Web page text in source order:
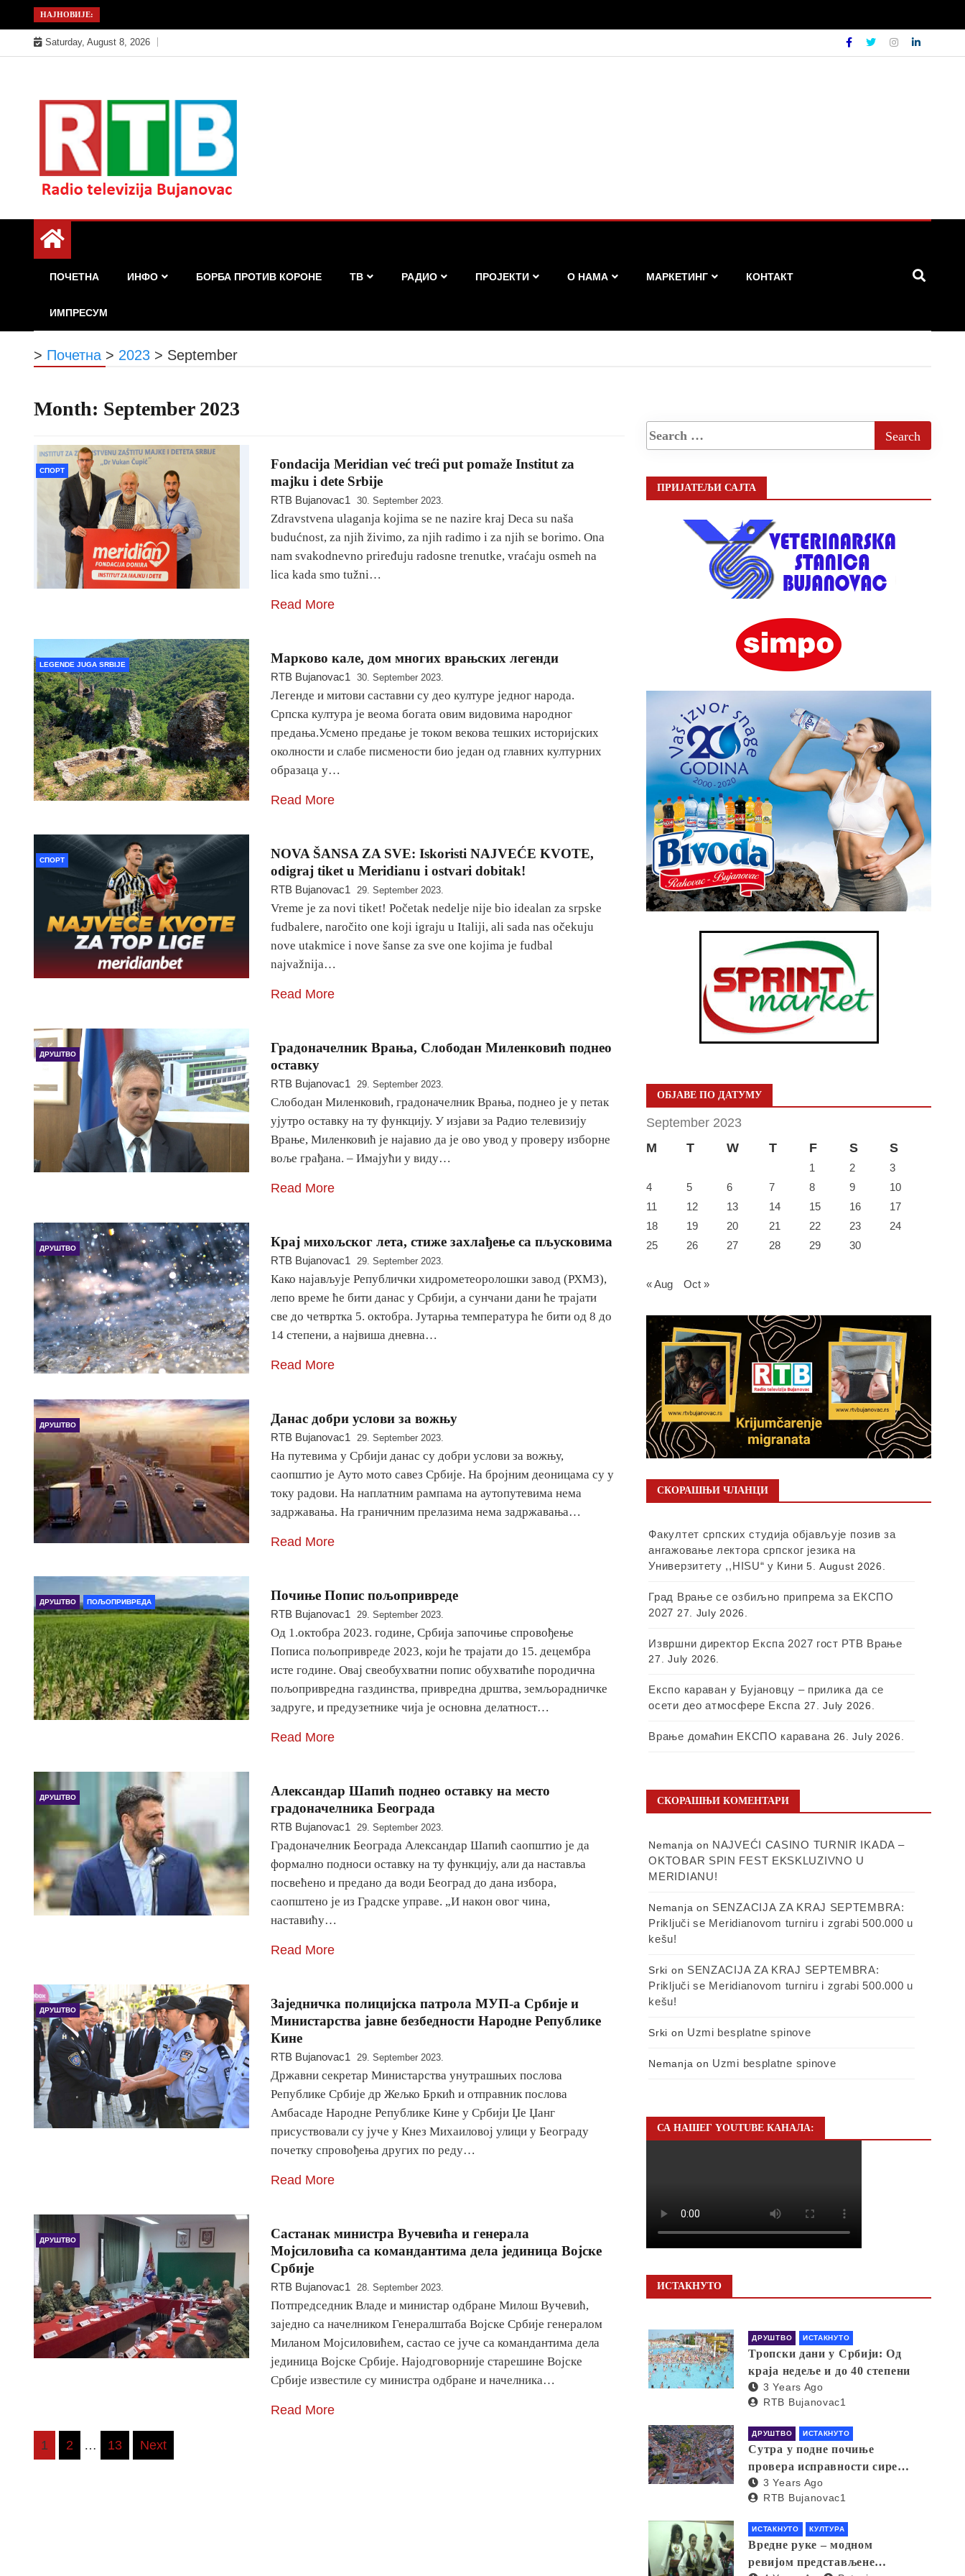
to
content
НАЈНОВИЈЕ:
Saturday, August 8, 2026
РТБ Бујановац
ПОЧЕТНА ИНФО БОРБА ПРОТИВ КОРОНЕ ТВ РАДИО ПРОЈЕКТИ О НАМА МАРКЕТИНГ КОНТАКТ
ИМПРЕСУМ
> Почетна > 2023 > September
Month: September 2023
СПОРТ
Fondacija Meridian već treći put pomaže Institut za
majku i dete Srbije
RTB Bujanovac1 30. September 2023.
Zdravstvena ulaganja kojima se ne nazire kraj Deca su naša
budućnost, za njih živimo, za njih radimo i za njih se borimo. Ona
nam svakodnevno priređuju radosne trenutke, vraćaju osmeh na
lica kada smo tužni…
Read More
LEGENDE JUGA SRBIJE Марково кале, дом многих врањских легенди
RTB Bujanovac1 30. September 2023.
Легенде и митови саставни су део културе једног народа.
Српска култура је веома богата овим видовима народног
предања.Усмено предање је током векова тешких историјских
околности и слабе писмености био један од главних културних
образаца у…
Read More
СПОРТ
NOVA ŠANSA ZA SVE: Iskoristi NAJVEĆE KVOTE,
odigraj tiket u Meridianu i ostvari dobitak!
RTB Bujanovac1 29. September 2023.
Vreme je za novi tiket! Početak nedelje nije bio idealan za srpske
fudbalere, naročito one koji igraju u Italiji, ali sada nas očekuju
nove utakmice i nove šanse za sve one kojima je fudbal
najvažnija…
Read More
ДРУШТВО
Градоначелник Врања, Слободан Миленковић поднео
оставку
RTB Bujanovac1 29. September 2023.
Слободан Миленковић, градоначелник Врања, поднео је у петак
ујутро оставку на ту функцију. У изјави за Радио телевизију
Врање, Миленковић је најавио да је ово увод у проверу изборне
воље грађана. – Имајући у виду…
Read More
ДРУШТВО Крај михољског лета, стиже захлађење са пљусковима
RTB Bujanovac1 29. September 2023.
Како најављује Републички хидрометеоролошки завод (РХМЗ),
лепо време ће бити данас у Србији, а сунчани дани ће трајати
све до четвртка 5. октобра. Јутарња температура ће бити од 8 до
14 степени, а највиша дневна…
Read More
ДРУШТВО Данас добри услови за вожњу
RTB Bujanovac1 29. September 2023.
На путевима у Србији данас су добри услови за вожњу,
саопштио је Ауто мото савез Србије. На бројним деоницама су у
току радови. На наплатним рампама на аутопутевима нема
задржавања. На граничним прелазима нема задржавања…
Read More
ДРУШТВО ПОЉОПРИВРЕДА Почиње Попис пољопривреде
RTB Bujanovac1 29. September 2023.
Од 1.октобра 2023. године, Србија започиње спровођење
Пописа пољопривреде 2023, који ће трајати до 15. децембра
исте године. Овај свеобухватни попис обухватиће породична
пољопривредна газдинства, привредна дрштва, земљорадничке
задруге, и предузетнике чија је основна делатност…
Read More
ДРУШТВО
Александар Шапић поднео оставку на место
градоначелника Београда
RTB Bujanovac1 29. September 2023.
Градоначелник Београда Александар Шапић саопштио је да
формално подноси оставку на ту функцију, али да наставља
посвећено и предано да води Београд до дана избора,
саопштено је из Градске управе. „И након овог чина,
наставићу…
Read More
ДРУШТВО
Заједничка полицијска патрола МУП-а Србије и
Министарства јавне безбедности Народне Републике
Кине
RTB Bujanovac1 29. September 2023.
Државни секретар Министарства унутрашњих послова
Републике Србије др Жељко Бркић и отправник послова
Амбасаде Народне Републике Кине у Србији Џе Џанг
присуствовали су јуче у Кнез Михаиловој улици у Београду
почетку спровођења других по реду…
Read More
ДРУШТВО
Састанак министра Вучевића и генерала
Мојсиловића са командантима дела јединица Војске
Србије
RTB Bujanovac1 28. September 2023.
Потпредседник Владе и министар одбране Милош Вучевић,
заједно са начелником Генералштаба Војске Србије генералом
Миланом Мојсиловићем, састао се јуче са командантима дела
јединица Војске Србије. Најодговорније старешине Војске
Србије известиле су министра одбране и начелника…
Read More
Posts
1 2 … 13 Next
ПРИЈАТЕЉИ САЈТА
ОБЈАВЕ ПО ДАТУМУ
September 2023
M
T W T F S S
1 2
3
4
5 6 7 8 9
10
11
12 13 14 15 16
17
18
19 20 21 22 23
24
25
26 27 28 29 30
« Aug Oct »
СКОРАШЊИ ЧЛАНЦИ
Факултет српских студија објављује позив за
ангажовање лектора српског језика на
Универзитету ,,HISU“ у Кини 5. August 2026.
Град Врање се озбиљно припрема за ЕКСПО
2027 27. July 2026.
Извршни директор Експа 2027 гост РТВ Врање
27. July 2026.
Експо караван у Бујановцу – прилика да се
осети део атмосфере Експа 27. July 2026.
Врање домаћин ЕКСПО каравана 26. July 2026.
СКОРАШЊИ КОМЕНТАРИ
Nemanja on NAJVEĆI CASINO TURNIR IKADA –
OKTOBAR SPIN FEST EKSKLUZIVNO U
MERIDIANU!
Nemanja on SENZACIJA ZA KRAJ SEPTEMBRA:
Priključi se Meridianovom turniru i zgrabi 500.000 u
kešu!
Srki on SENZACIJA ZA KRAJ SEPTEMBRA:
Priključi se Meridianovom turniru i zgrabi 500.000 u
kešu!
Srki on Uzmi besplatne spinove
Nemanja on Uzmi besplatne spinove
СА НАШЕГ YOUTUBE КАНАЛА:
ИСТАКНУТО
ДРУШТВО ИСТАКНУТО
Тропски дани у Србији: Од
краја недеље и до 40 степени
3 Years Ago
RTB Bujanovac1
ДРУШТВО ИСТАКНУТО
Сутра у подне почиње
провера исправности сирена
за узбуњивање
3 Years Ago
RTB Bujanovac1
ИСТАКНУТО КУЛТУРА
Вредне руке – модном
ревијом представљене